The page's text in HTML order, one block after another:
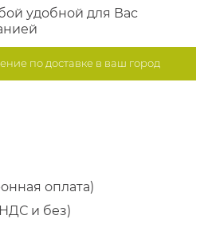
удобной для Вас
подоставке в ваш город
оплата)
и без)